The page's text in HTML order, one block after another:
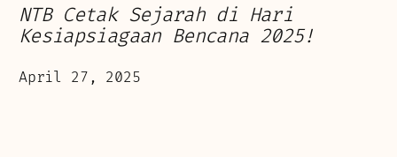
NTB Cetak Sejarah di Hari
Kesiapsiagaan Bencana 2025!
April 27, 2025